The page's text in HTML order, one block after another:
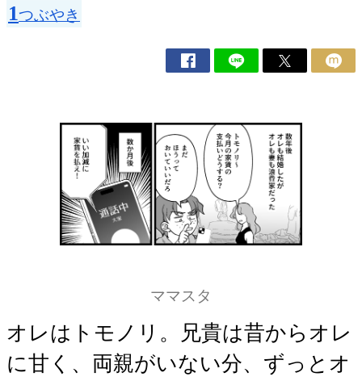
1つぶやき
ママスタ
オレはトモノリ。兄貴は昔からオレ
に甘く、両親がいない分、ずっとオ